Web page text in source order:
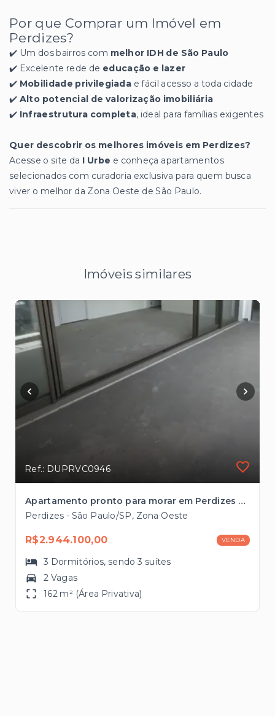
Por que Comprar um Imóvel em
Perdizes?
✔️ Um dos bairros com melhor IDH de São Paulo
✔️ Excelente rede de educação e lazer
✔️ Mobilidade privilegiada e fácil acesso a toda cidade
✔️ Alto potencial de valorização imobiliária
✔️ Infraestrutura completa, ideal para famílias exigentes
Quer descobrir os melhores imóveis em Perdizes?
Acesse o site da I Urbe e conheça apartamentos
selecionados com curadoria exclusiva para quem busca
viver o melhor da Zona Oeste de São Paulo.
Imóveis similares
Ref.: DUPRVC0946
Apartamento pronto para morar em Perdizes com 3 suítes à venda, 162m² à 2 quadras da Avenida Sumaré
Perdizes - São Paulo/SP, Zona Oeste
R$2.944.100,00 VENDA
3 Dormitórios, sendo3 suítes
2 Vagas
162 m² (Área Privativa)